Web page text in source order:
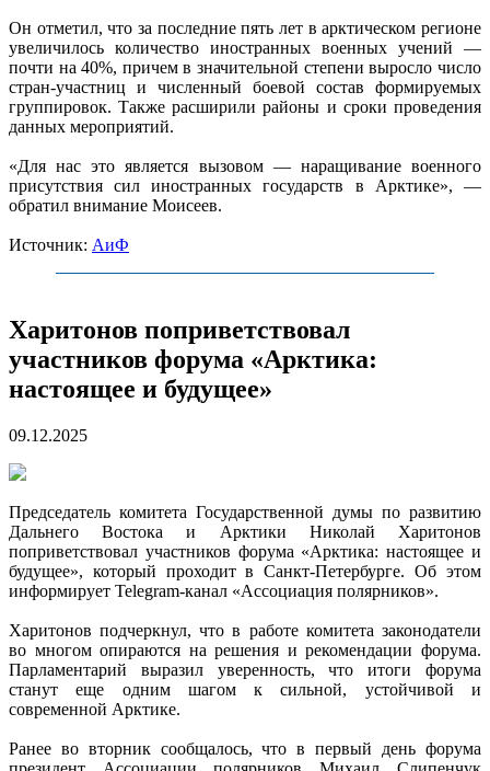
Он отметил, что за последние пять лет в арктическом регионе
увеличилось количество иностранных военных учений —
почти на 40%, причем в значительной степени выросло число
стран-участниц и численный боевой состав формируемых
группировок. Также расширили районы и сроки проведения
данных мероприятий.
«Для нас это является вызовом — наращивание военного
присутствия сил иностранных государств в Арктике», —
обратил внимание Моисеев.
Источник: АиФ
Харитонов поприветствовал
участников форума «Арктика:
настоящее и будущее»
09.12.2025
Председатель комитета Государственной думы по развитию
Дальнего Востока и Арктики Николай Харитонов
поприветствовал участников форума «Арктика: настоящее и
будущее», который проходит в Санкт-Петербурге. Об этом
информирует Telegram-канал «Ассоциация полярников».
Харитонов подчеркнул, что в работе комитета законодатели
во многом опираются на решения и рекомендации форума.
Парламентарий выразил уверенность, что итоги форума
станут еще одним шагом к сильной, устойчивой и
современной Арктике.
Ранее во вторник сообщалось, что в первый день форума